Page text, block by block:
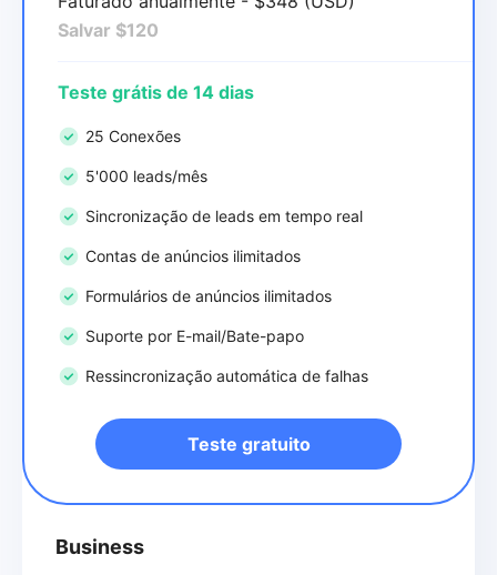
Salvar $120
Teste grátis de 14 dias
25 Conexões
5'000 leads/mês
Sincronização de leads em tempo real
Contas de anúncios ilimitados
Formulários de anúncios ilimitados
Suporte por E-mail/Bate-papo
Ressincronização automática de falhas
Teste gratuito
Business